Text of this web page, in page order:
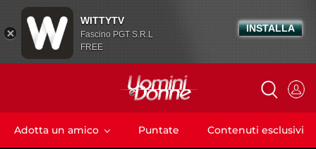
Adotta un amico Puntate Contenuti esclusivi
WITTYTV
Fascino PGT S.R.L
FREE
INSTALLA